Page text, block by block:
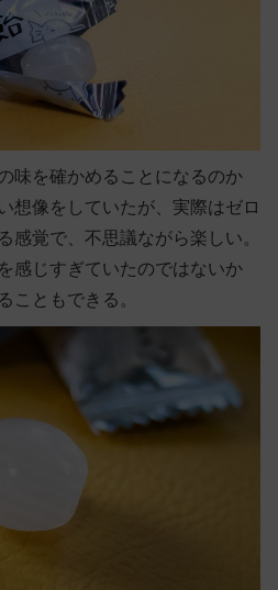
味を確かめることになるのか
想像をしていたが、実際はゼロ
感覚で、不思議ながら楽しい。
感じすぎていたのではないか
こともできる。